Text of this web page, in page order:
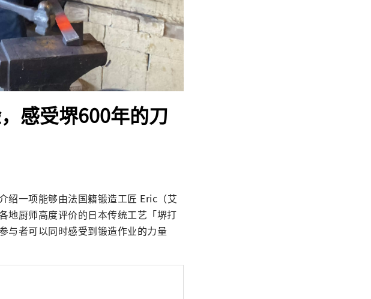
感受堺600年的刀
绍一项能够由法国籍锻造工匠 Eric（艾
地厨师高度评价的日本传统工艺「堺打
与者可以同时感受到锻造作业的力量